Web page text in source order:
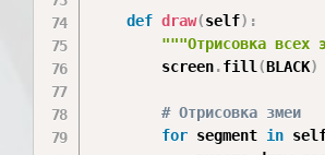
def draw(self) :
"""Отрисовка всех
        screen
.fill (BLACK)
# Отрисовка змеи
for segment in